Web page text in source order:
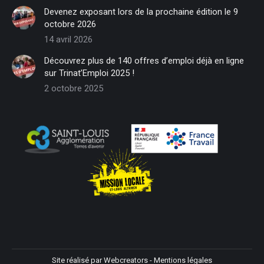
in
new
window
new
window
in
new
window
in
new
window
in
new
window
in
Devenez exposant lors de la prochaine édition le 9
octobre 2026
14 avril 2026
Découvrez plus de 140 offres d’emploi déjà en ligne
sur Trinat’Emploi 2025 !
2 octobre 2025
Site réalisé parWebcreators - Mentions légales